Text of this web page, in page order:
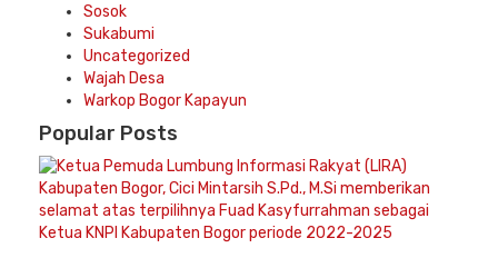
Sosok
Sukabumi
Uncategorized
Wajah Desa
Warkop Bogor Kapayun
Popular Posts